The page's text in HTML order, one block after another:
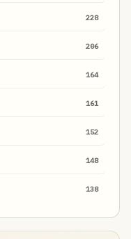
228
206
164
161
152
148
138